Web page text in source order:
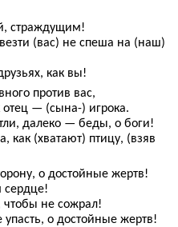
страждущим!
(вас) не спеша на (наш)
как вы!
против вас,
— (сына-) игрока.
далеко — беды, о боги!
как (хватают) птицу, (взяв
о достойные жертв!
сердце!
чтобы не сожрал!
о достойные жертв!